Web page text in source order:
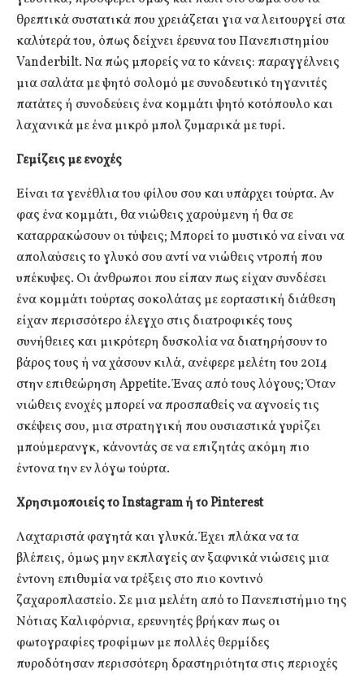
θρεπτικά συστατικά που χρειάζεται για να λειτουργεί στα
καλύτερά του, όπως δείχνει έρευνα του Πανεπιστημίου
Vanderbilt. Να πώς μπορείς να το κάνεις: παραγγέλνεις
μια σαλάτα με ψητό σολομό με συνοδευτικό τηγανιτές
πατάτες ή συνοδεύεις ένα κομμάτι ψητό κοτόπουλο και
λαχανικά με ένα μικρό μπολ ζυμαρικά με τυρί.
Γεμίζεις με ενοχές
Είναι τα γενέθλια του φίλου σου και υπάρχει τούρτα. Αν
φας ένα κομμάτι, θα νιώθεις χαρούμενη ή θα σε
καταρρακώσουν οι τύψεις; Μπορεί το μυστικό να είναι να
απολαύσεις το γλυκό σου αντί να νιώθεις ντροπή που
υπέκυψες. Οι άνθρωποι που είπαν πως είχαν συνδέσει
ένα κομμάτι τούρτας σοκολάτας με εορταστική διάθεση
είχαν περισσότερο έλεγχο στις διατροφικές τους
συνήθειες και μικρότερη δυσκολία να διατηρήσουν το
βάρος τους ή να χάσουν κιλά, ανέφερε μελέτη του 2014
στην επιθεώρηση Appetite. Ένας από τους λόγους; Όταν
νιώθεις ενοχές μπορεί να προσπαθείς να αγνοείς τις
σκέψεις σου, μια στρατηγική που ουσιαστικά γυρίζει
μπούμερανγκ, κάνοντάς σε να επιζητάς ακόμη πιο
έντονα την εν λόγω τούρτα.
Χρησιμοποιείς το Instagram ή το Pinterest
Λαχταριστά φαγητά και γλυκά. Έχει πλάκα να τα
βλέπεις, όμως μην εκπλαγείς αν ξαφνικά νιώσεις μια
έντονη επιθυμία να τρέξεις στο πιο κοντινό
ζαχαροπλαστείο. Σε μια μελέτη από το Πανεπιστήμιο της
Νότιας Καλιφόρνια, ερευνητές βρήκαν πως οι
φωτογραφίες τροφίμων με πολλές θερμίδες
πυροδότησαν περισσότερη δραστηριότητα στις περιοχές